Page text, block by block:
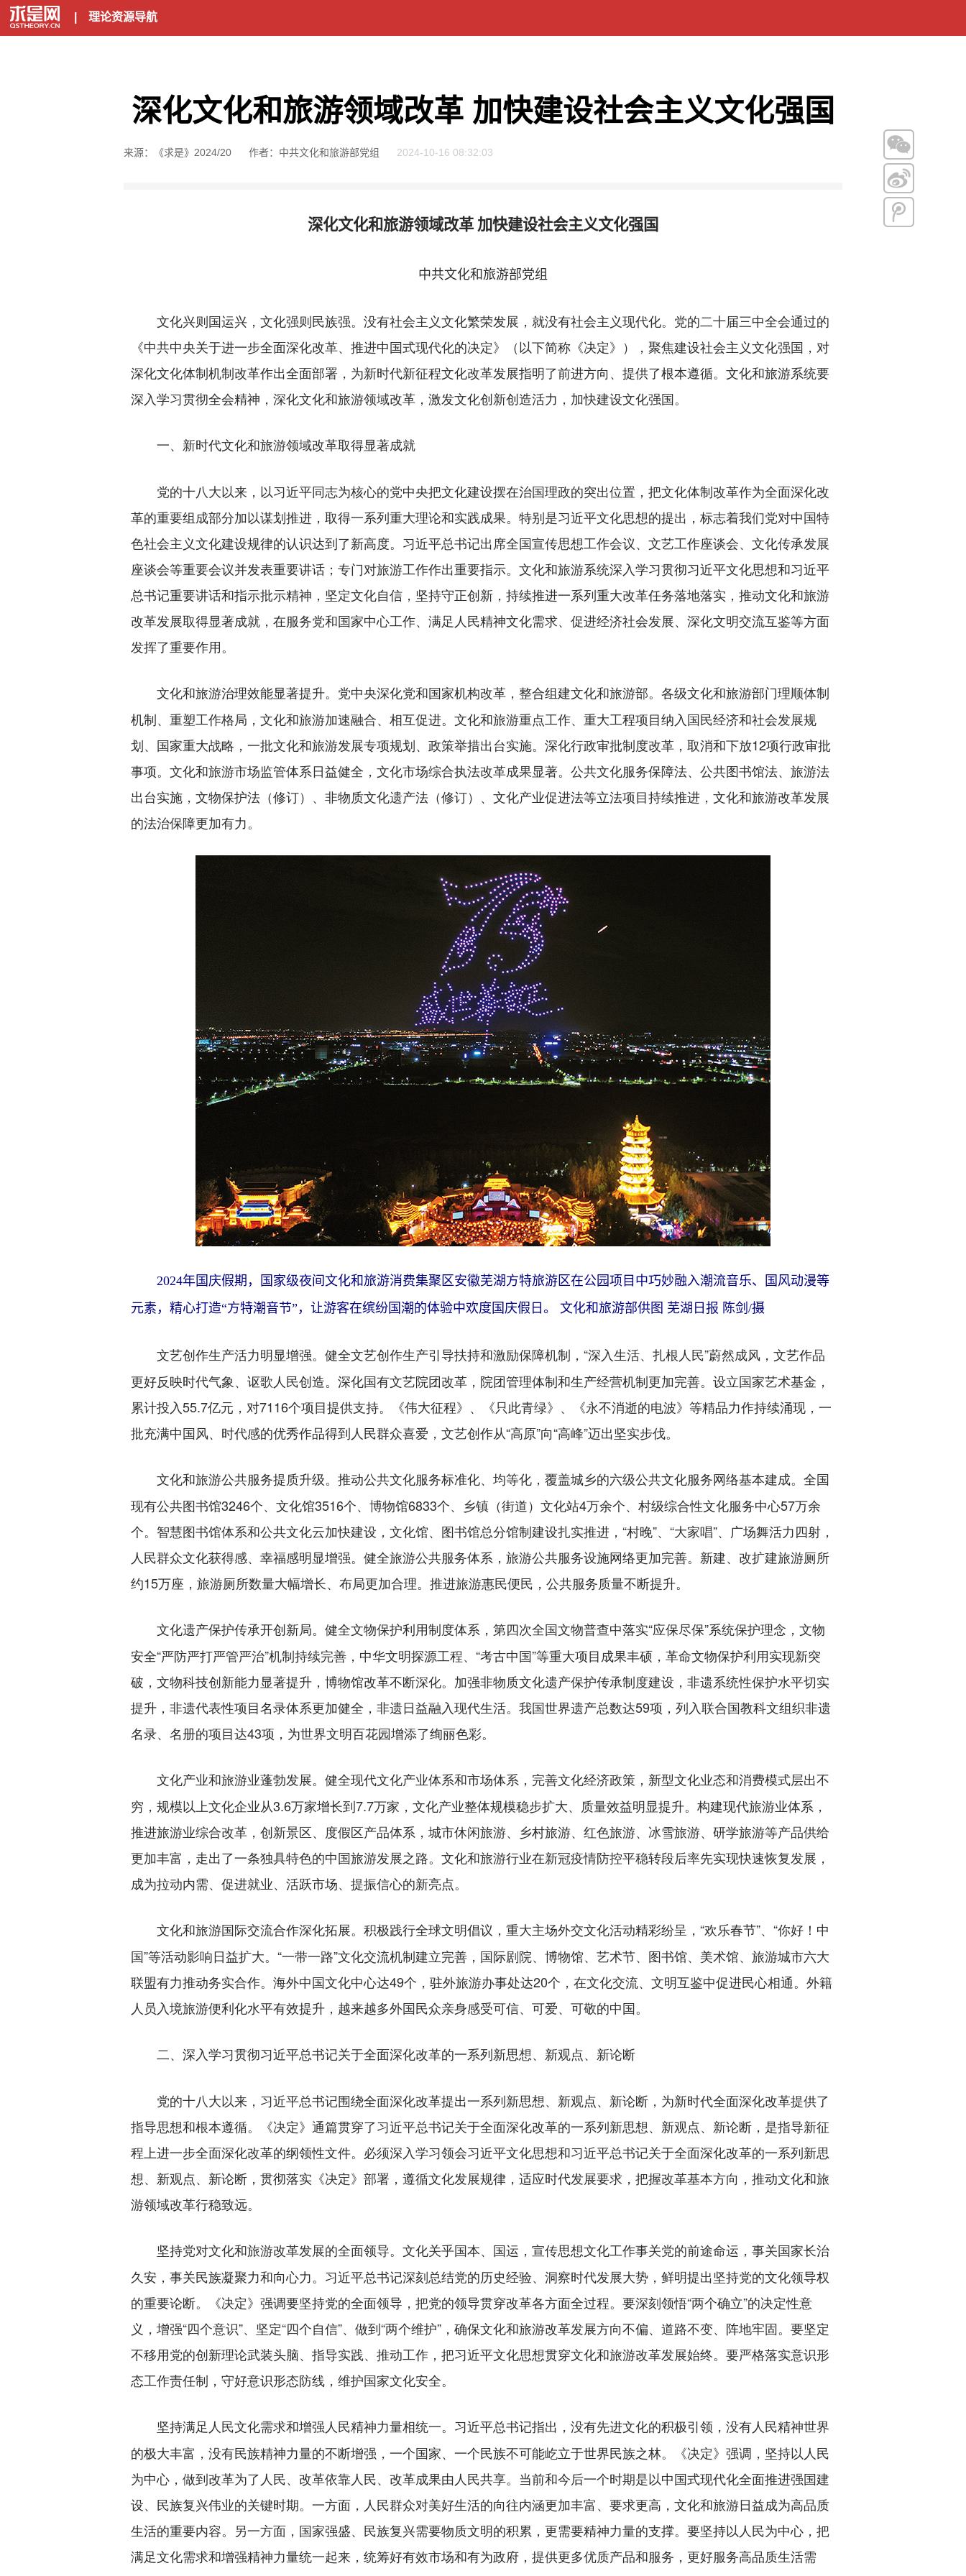
理论资源导航
深化文化和旅游领域改革 加快建设社会主义文化强国
来源：《求是》2024/20 作者：中共文化和旅游部党组 2024-10-16 08:32:03
深化文化和旅游领域改革 加快建设社会主义文化强国
中共文化和旅游部党组
文化兴则国运兴，文化强则民族强。没有社会主义文化繁荣发展，就没有社会主义现代化。党的二十届三中全会通过的
《中共中央关于进一步全面深化改革、推进中国式现代化的决定》（以下简称《决定》），聚焦建设社会主义文化强国，对
深化文化体制机制改革作出全面部署，为新时代新征程文化改革发展指明了前进方向、提供了根本遵循。文化和旅游系统要
深入学习贯彻全会精神，深化文化和旅游领域改革，激发文化创新创造活力，加快建设文化强国。
一、新时代文化和旅游领域改革取得显著成就
党的十八大以来，以习近平同志为核心的党中央把文化建设摆在治国理政的突出位置，把文化体制改革作为全面深化改
革的重要组成部分加以谋划推进，取得一系列重大理论和实践成果。特别是习近平文化思想的提出，标志着我们党对中国特
色社会主义文化建设规律的认识达到了新高度。习近平总书记出席全国宣传思想工作会议、文艺工作座谈会、文化传承发展
座谈会等重要会议并发表重要讲话；专门对旅游工作作出重要指示。文化和旅游系统深入学习贯彻习近平文化思想和习近平
总书记重要讲话和指示批示精神，坚定文化自信，坚持守正创新，持续推进一系列重大改革任务落地落实，推动文化和旅游
改革发展取得显著成就，在服务党和国家中心工作、满足人民精神文化需求、促进经济社会发展、深化文明交流互鉴等方面
发挥了重要作用。
文化和旅游治理效能显著提升。 党中央深化党和国家机构改革，整合组建文化和旅游部。各级文化和旅游部门理顺体制
机制、重塑工作格局，文化和旅游加速融合、相互促进。文化和旅游重点工作、重大工程项目纳入国民经济和社会发展规
划、国家重大战略，一批文化和旅游发展专项规划、政策举措出台实施。深化行政审批制度改革，取消和下放12项行政审批
事项。文化和旅游市场监管体系日益健全，文化市场综合执法改革成果显著。公共文化服务保障法、公共图书馆法、旅游法
出台实施，文物保护法（修订）、非物质文化遗产法（修订）、文化产业促进法等立法项目持续推进，文化和旅游改革发展
的法治保障更加有力。
2024年国庆假期，国家级夜间文化和旅游消费集聚区安徽芜湖方特旅游区在公园项目中巧妙融入潮流音乐、国风动漫等
元素，精心打造“方特潮音节”，让游客在缤纷国潮的体验中欢度国庆假日。 文化和旅游部供图 芜湖日报 陈剑/摄
文艺创作生产活力明显增强。 健全文艺创作生产引导扶持和激励保障机制，“深入生活、扎根人民”蔚然成风，文艺作品
更好反映时代气象、讴歌人民创造。深化国有文艺院团改革，院团管理体制和生产经营机制更加完善。设立国家艺术基金，
累计投入55.7亿元，对7116个项目提供支持。《伟大征程》、《只此青绿》、《永不消逝的电波》等精品力作持续涌现，一
批充满中国风、时代感的优秀作品得到人民群众喜爱，文艺创作从“高原”向“高峰”迈出坚实步伐。
文化和旅游公共服务提质升级。 推动公共文化服务标准化、均等化，覆盖城乡的六级公共文化服务网络基本建成。全国
现有公共图书馆3246个、文化馆3516个、博物馆6833个、乡镇（街道）文化站4万余个、村级综合性文化服务中心57万余
个。智慧图书馆体系和公共文化云加快建设，文化馆、图书馆总分馆制建设扎实推进，“村晚”、“大家唱”、广场舞活力四射，
人民群众文化获得感、幸福感明显增强。健全旅游公共服务体系，旅游公共服务设施网络更加完善。新建、改扩建旅游厕所
约15万座，旅游厕所数量大幅增长、布局更加合理。推进旅游惠民便民，公共服务质量不断提升。
文化遗产保护传承开创新局。 健全文物保护利用制度体系，第四次全国文物普查中落实“应保尽保”系统保护理念，文物
安全“严防严打严管严治”机制持续完善，中华文明探源工程、“考古中国”等重大项目成果丰硕，革命文物保护利用实现新突
破，文物科技创新能力显著提升，博物馆改革不断深化。加强非物质文化遗产保护传承制度建设，非遗系统性保护水平切实
提升，非遗代表性项目名录体系更加健全，非遗日益融入现代生活。我国世界遗产总数达59项，列入联合国教科文组织非遗
名录、名册的项目达43项，为世界文明百花园增添了绚丽色彩。
文化产业和旅游业蓬勃发展。 健全现代文化产业体系和市场体系，完善文化经济政策，新型文化业态和消费模式层出不
穷，规模以上文化企业从3.6万家增长到7.7万家，文化产业整体规模稳步扩大、质量效益明显提升。构建现代旅游业体系，
推进旅游业综合改革，创新景区、度假区产品体系，城市休闲旅游、乡村旅游、红色旅游、冰雪旅游、研学旅游等产品供给
更加丰富，走出了一条独具特色的中国旅游发展之路。文化和旅游行业在新冠疫情防控平稳转段后率先实现快速恢复发展，
成为拉动内需、促进就业、活跃市场、提振信心的新亮点。
文化和旅游国际交流合作深化拓展。 积极践行全球文明倡议，重大主场外交文化活动精彩纷呈，“欢乐春节”、“你好！中
国”等活动影响日益扩大。“一带一路”文化交流机制建立完善，国际剧院、博物馆、艺术节、图书馆、美术馆、旅游城市六大
联盟有力推动务实合作。海外中国文化中心达49个，驻外旅游办事处达20个，在文化交流、文明互鉴中促进民心相通。外籍
人员入境旅游便利化水平有效提升，越来越多外国民众亲身感受可信、可爱、可敬的中国。
二、深入学习贯彻习近平总书记关于全面深化改革的一系列新思想、新观点、新论断
党的十八大以来，习近平总书记围绕全面深化改革提出一系列新思想、新观点、新论断，为新时代全面深化改革提供了
指导思想和根本遵循。《决定》通篇贯穿了习近平总书记关于全面深化改革的一系列新思想、新观点、新论断，是指导新征
程上进一步全面深化改革的纲领性文件。必须深入学习领会习近平文化思想和习近平总书记关于全面深化改革的一系列新思
想、新观点、新论断，贯彻落实《决定》部署，遵循文化发展规律，适应时代发展要求，把握改革基本方向，推动文化和旅
游领域改革行稳致远。
坚持党对文化和旅游改革发展的全面领导。 文化关乎国本、国运，宣传思想文化工作事关党的前途命运，事关国家长治
久安，事关民族凝聚力和向心力。习近平总书记深刻总结党的历史经验、洞察时代发展大势，鲜明提出坚持党的文化领导权
的重要论断。《决定》强调要坚持党的全面领导，把党的领导贯穿改革各方面全过程。要深刻领悟“两个确立”的决定性意
义，增强“四个意识”、坚定“四个自信”、做到“两个维护”，确保文化和旅游改革发展方向不偏、道路不变、阵地牢固。要坚定
不移用党的创新理论武装头脑、指导实践、推动工作，把习近平文化思想贯穿文化和旅游改革发展始终。要严格落实意识形
态工作责任制，守好意识形态防线，维护国家文化安全。
坚持满足人民文化需求和增强人民精神力量相统一。 习近平总书记指出，没有先进文化的积极引领，没有人民精神世界
的极大丰富，没有民族精神力量的不断增强，一个国家、一个民族不可能屹立于世界民族之林。《决定》强调，坚持以人民
为中心，做到改革为了人民、改革依靠人民、改革成果由人民共享。当前和今后一个时期是以中国式现代化全面推进强国建
设、民族复兴伟业的关键时期。一方面，人民群众对美好生活的向往内涵更加丰富、要求更高，文化和旅游日益成为高品质
生活的重要内容。另一方面，国家强盛、民族复兴需要物质文明的积累，更需要精神力量的支撑。要坚持以人民为中心，把
满足文化需求和增强精神力量统一起来，统筹好有效市场和有为政府，提供更多优质产品和服务，更好服务高品质生活需